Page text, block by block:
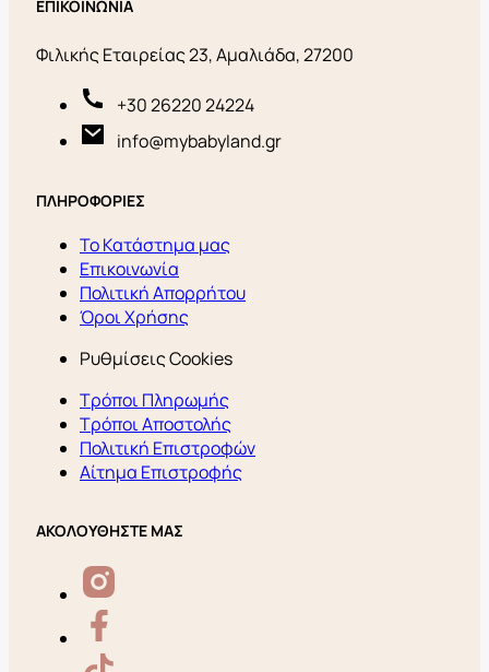
ΕΠΙΚΟΙΝΩΝΙΑ
Φιλικής Εταιρείας 23, Αμαλιάδα, 27200
+30 26220 24224
info@mybabyland.gr
ΠΛΗΡΟΦΟΡΙΕΣ
Το Κατάστημα μας
Επικοινωνία
Πολιτική Απορρήτου
Όροι Χρήσης
Ρυθμίσεις Cookies
Τρόποι Πληρωμής
Τρόποι Αποστολής
Πολιτική Επιστροφών
Αίτημα Επιστροφής
ΑΚΟΛΟΥΘΗΣΤΕ ΜΑΣ